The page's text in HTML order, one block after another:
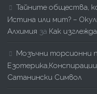
Тайните общества,
Истина или мит? –
Алхимия за Как
Мозъчни торсионни
Сатанински Символ